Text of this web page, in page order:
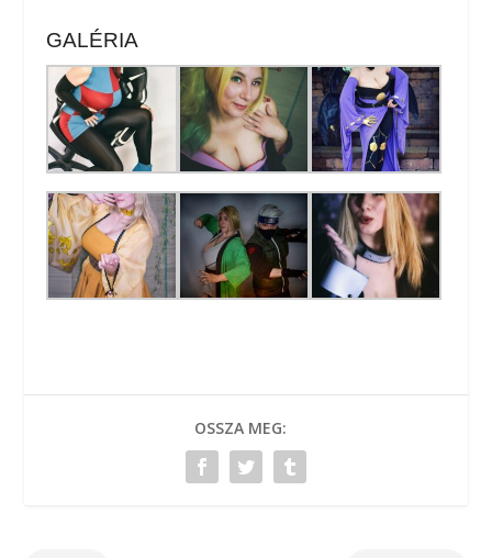
GALÉRIA
OSSZA MEG: